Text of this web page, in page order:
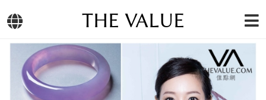
THE VALUE